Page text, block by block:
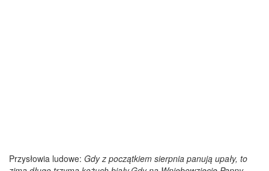
Przysłowia ludowe: Gdy z początkiem sierpnia panują upały, to